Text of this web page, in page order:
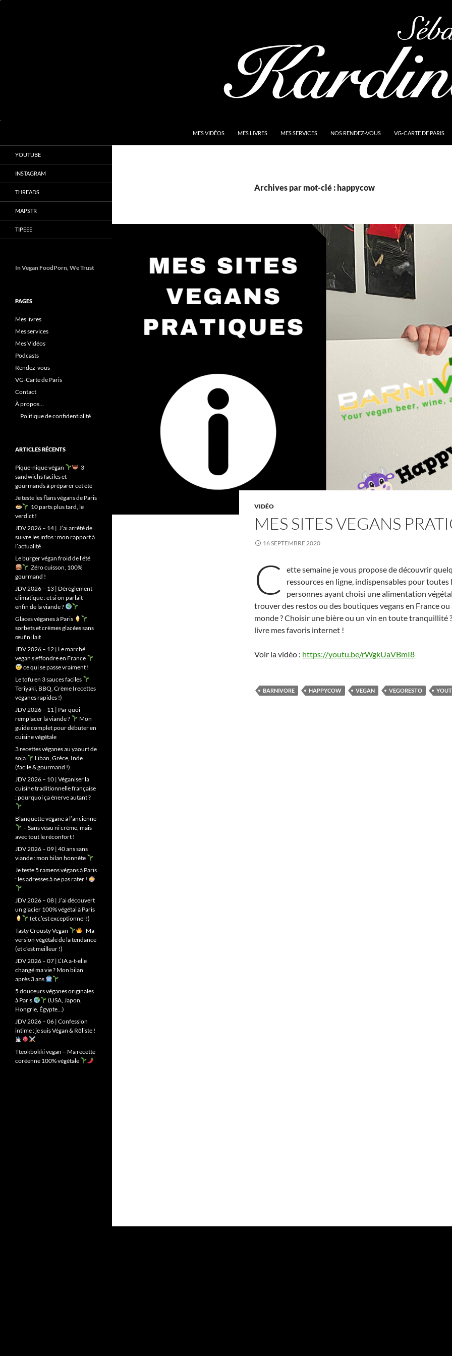
MES VIDÉOS MES LIVRES MES SERVICES NOS RENDEZ-VOUS VG-CARTE DE PARIS
Archives par mot-clé : happycow
VIDÉO
MES SITES VEGANS
16 SEPTEMBRE 2020
C
ette semaine je vous propose de découvrir
ressources en ligne, indispensables pour toutes
personnes ayant choisi une alimentation
trouver des restos ou des boutiques vegans en France ou
monde ? Choisir une bière ou un vin en toute tranquillité
livre mes favoris internet !
Voir la vidéo : https://youtu.be/rWgkUaVBmI8
BARNIVORE HAPPYCOW VEGAN VEGORESTO
YOUTUBE
INSTAGRAM
THREADS
MAPSTR
TIPEEE
In Vegan FoodPorn, We Trust
PAGES
Mes livres
Mes services
Mes Vidéos
Podcasts
Rendez-vous
VG-Carte de Paris
Contact
À propos…
Politique de confidentialité
ARTICLES RÉCENTS
Pique-nique végan
3
sandwichs faciles et
gourmands à préparer cet été
Je teste les flans végans de Paris
10 parts plus tard, le
verdict !
JDV 2026 – 14 | J’ai arrêté de
suivre les infos : mon rapport à
l’actualité
Le burger végan froid de l’été
Zéro cuisson, 100%
gourmand !
JDV 2026 – 13 | Dérèglement
climatique : et si on parlait
enfin de la viande ?
Glaces véganes à Paris
sorbets et crèmes glacées sans
œuf ni lait
JDV 2026 – 12 | Le marché
vegan s’effondre en France
ce qui se passe vraiment !
Le tofu en 3 sauces faciles
Teriyaki, BBQ, Crème (recettes
véganes rapides !)
JDV 2026 – 11 | Par quoi
remplacer la viande ?
Mon
guide complet pour débuter en
cuisine végétale
3 recettes véganes au yaourt de
soja
Liban, Grèce, Inde
(facile & gourmand !)
JDV 2026 – 10 | Véganiser la
cuisine traditionnelle française
: pourquoi ça énerve autant ?
Blanquette végane à l’ancienne
– Sans veau ni crème, mais
avec tout le réconfort !
JDV 2026 – 09 | 40 ans sans
viande : mon bilan honnête
Je teste 5 ramens végans à Paris
: les adresses à ne pas rater !
JDV 2026 – 08 | J’ai découvert
un glacier 100% végétal à Paris
(et c’est exceptionnel !)
Tasty Crousty Vegan
- Ma
version végétale de la tendance
(et c’est meilleur !)
JDV 2026 – 07 | L’IA a-t-elle
changé ma vie ? Mon bilan
après 3 ans
5 douceurs véganes originales
à Paris
(USA, Japon,
Hongrie, Égypte…)
JDV 2026 – 06 | Confession
intime : je suis Végan & Rôliste !
Tteokbokki vegan – Ma recette
coréenne 100% végétale